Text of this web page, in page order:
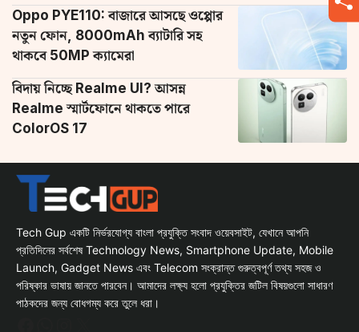
Oppo PYE110: বাজারে আসছে ওপ্পোর
নতুন ফোন, 8000mAh ব্যাটারি সহ
থাকবে 50MP ক্যামেরা
বিদায় নিচ্ছে Realme UI? আসন্ন
Realme স্মার্টফোনে থাকতে পারে
ColorOS 17
Tech Gup একটি নির্ভরযোগ্য বাংলা প্রযুক্তি সংবাদ ওয়েবসাইট, যেখানে আপনি
প্রতিদিনের সর্বশেষ Technology News, Smartphone Update, Mobile
Launch, Gadget News এবং Telecom সংক্রান্ত গুরুত্বপূর্ণ তথ্য সহজ ও
পরিষ্কার ভাষায় জানতে পারবেন। আমাদের লক্ষ্য হলো প্রযুক্তির জটিল বিষয়গুলো সাধারণ
পাঠকদের জন্য বোধগম্য করে তুলে ধরা।